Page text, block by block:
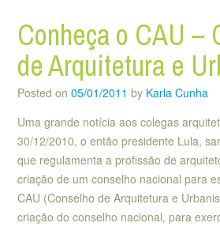
Conheça o CAU –
de Arquitetura e
Posted on 05/01/2011 by Karla Cunha
Uma grande notícia aos colegas
30/12/2010, o então presidente Lula,
que regulamenta a profissão de
criação de um conselho nacional para
CAU (Conselho de Arquitetura e
criação do conselho nacional, para